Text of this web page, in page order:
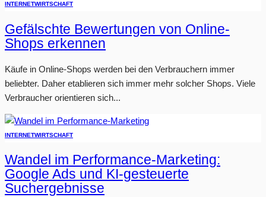
INTERNETWIRTSCHAFT
Gefälschte Bewertungen von Online-
Shops erkennen
Käufe in Online-Shops werden bei den Verbrauchern immer
beliebter. Daher etablieren sich immer mehr solcher Shops. Viele
Verbraucher orientieren sich...
INTERNETWIRTSCHAFT
Wandel im Performance-Marketing:
Google Ads und KI-gesteuerte
Suchergebnisse